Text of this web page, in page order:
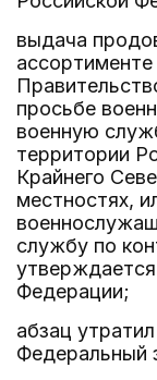
выдача
просьбе
военную
территории
Крайнего
местностях,
службу по
Федерации;
абзац
Федеральный